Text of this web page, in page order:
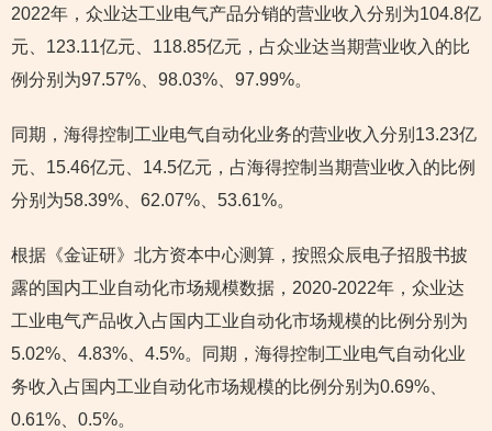
2022年，众业达工业电气产品分销的营业收入分别为104.8亿
元、123.11亿元、118.85亿元，占众业达当期营业收入的比
例分别为97.57%、98.03%、97.99%。
同期，海得控制工业电气自动化业务的营业收入分别13.23亿
元、15.46亿元、14.5亿元，占海得控制当期营业收入的比例
分别为58.39%、62.07%、53.61%。
根据《金证研》北方资本中心测算，按照众辰电子招股书披
露的国内工业自动化市场规模数据，2020-2022年，众业达
工业电气产品收入占国内工业自动化市场规模的比例分别为
5.02%、4.83%、4.5%。同期，海得控制工业电气自动化业
务收入占国内工业自动化市场规模的比例分别为0.69%、
0.61%、0.5%。